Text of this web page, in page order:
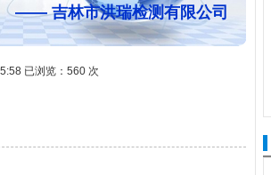
—— 吉林市洪瑞检测有限公司
已浏览：560 次